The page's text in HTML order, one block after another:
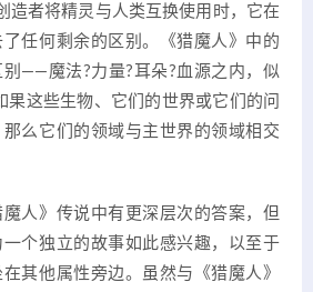
造者将精灵与人类互换使用时，它在
任何剩余的区别。《猎魔人》中的
——魔法?力量?耳朵?血源之内，似
这些生物、它们的世界或它们的问
么它们的领域与主世界的领域相交
人》传说中有更深层次的答案，但
一个独立的故事如此感兴趣，以至于
其他属性旁边。虽然与《猎魔人》